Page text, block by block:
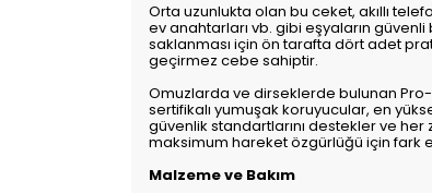
Orta uzunlukta olan bu ceket, akıllı
ev anahtarları vb. gibi eşyaların güvenli
saklanması için ön tarafta dört adet
geçirmez cebe sahiptir.
Omuzlarda ve dirseklerde bulunan
sertifikalı yumuşak koruyucular, en
güvenlik standartlarını destekler ve her
maksimum hareket özgürlüğü için fark
Malzeme ve Bakım